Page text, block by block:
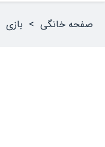
صفحه خانگی > بازی